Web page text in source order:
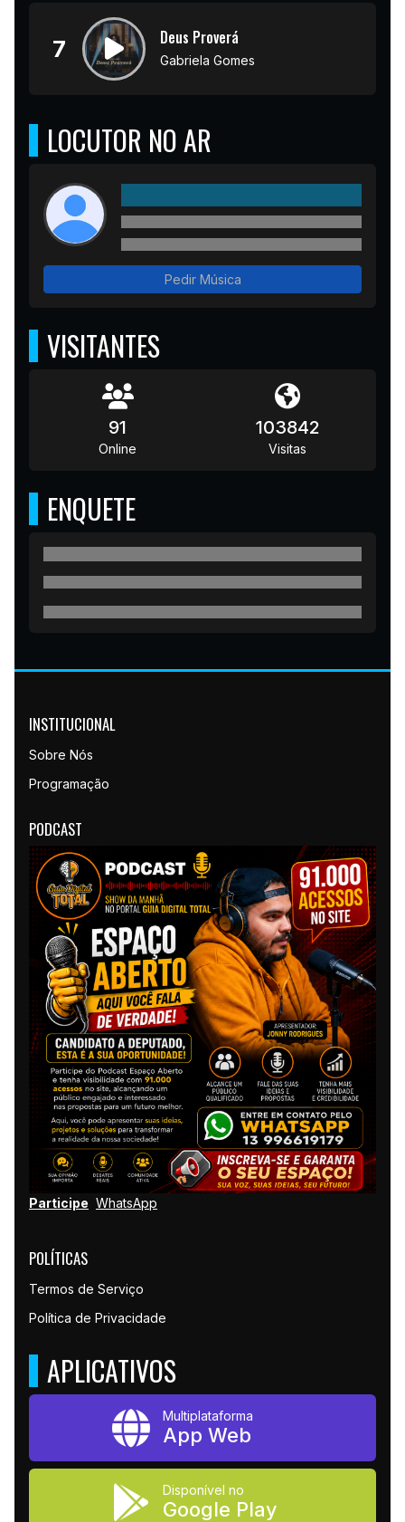
7 Deus Proverá
Gabriela Gomes
LOCUTOR NO AR
Pedir Música
VISITANTES
91
Online
103842
Visitas
ENQUETE
INSTITUCIONAL
Sobre Nós
Programação
PODCAST
Participe WhatsApp
POLÍTICAS
Termos de Serviço
Política de Privacidade
APLICATIVOS
Multiplataforma
App Web
Disponível no
Google Play